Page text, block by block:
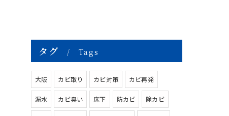
タグ Tags
大阪 カビ取り カビ対策 カビ再発
漏水 カビ臭い 床下 防カビ 除カビ